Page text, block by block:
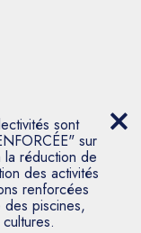
sont
sur
réduction de
des activités
renforcées
des piscines,